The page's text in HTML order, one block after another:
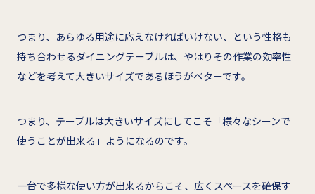
つまり、あらゆる用途に応えなければいけない、という性格も
持ち合わせるダイニングテーブルは、やはりその作業の効率性
などを考えて大きいサイズであるほうがベターです。
つまり、テーブルは大きいサイズにしてこそ「様々なシーンで
使うことが出来る」ようになるのです。
一台で多様な使い方が出来るからこそ、広くスペースを確保す